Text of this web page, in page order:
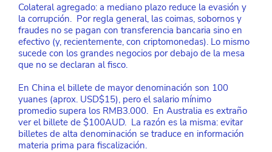
Colateral agregado: a mediano plazo reduce la evasión y
la corrupción.  Por regla general, las coimas, sobornos y
fraudes no se pagan con transferencia bancaria sino en
efectivo (y, recientemente, con criptomonedas). Lo mismo
sucede con los grandes negocios por debajo de la mesa
que no se declaran al fisco.
En China el billete de mayor denominación son 100
yuanes (aprox. USD$15), pero el salario mínimo
promedio supera los RMB3.000.  En Australia es extraño
ver el billete de $100AUD.  La razón es la misma: evitar
billetes de alta denominación se traduce en información
materia prima para fiscalización.